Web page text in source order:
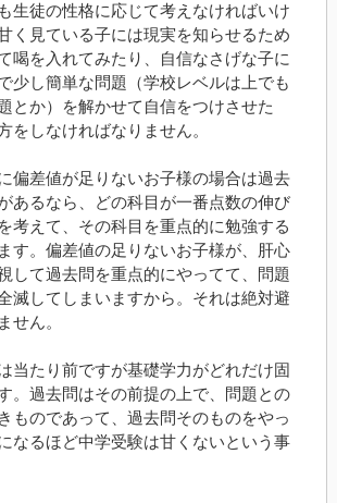
生徒の性格に応じて考えなければいけ
く見ている子には現実を知らせるため
喝を入れてみたり、自信なさげな子に
少し簡単な問題（学校レベルは上でも
とか）を解かせて自信をつけさせた
をしなければなりません。
偏差値が足りないお子様の場合は過去
あるなら、どの科目が一番点数の伸び
考えて、その科目を重点的に勉強する
す。偏差値の足りないお子様が、肝心
して過去問を重点的にやってて、問題
滅してしまいますから。それは絶対避
せん。
当たり前ですが基礎学力がどれだけ固
。過去問はその前提の上で、問題との
ものであって、過去問そのものをやっ
なるほど中学受験は甘くないという事